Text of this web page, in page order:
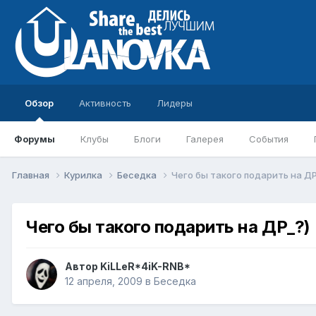
Обзор
Форумы Клубы Блоги Галерея События
Активность Лидеры
Главная Курилка Беседка Чего бы такого подарить на
Чего бы такого подарить на ДР_?)
Автор KiLLeR*4iK-RNB*
12 апреля, 2009 в Беседка